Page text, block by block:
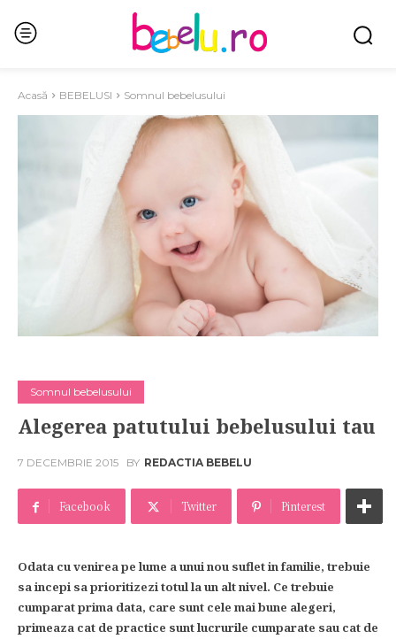
Acasă BEBELUSI Somnul bebelusului
Somnul bebelusului
Alegerea patutului bebelusului tau
7 DECEMBRIE 2015 BY REDACTIA BEBELU
Facebook Twitter Pinterest
Odata cu venirea pe lume a unui nou suflet in familie, trebuie
sa incepi sa prioritizezi totul la un alt nivel. Ce trebuie
cumparat prima data, care sunt cele mai bune alegeri,
primeaza cat de practice sunt lucrurile cumparate sau cat de